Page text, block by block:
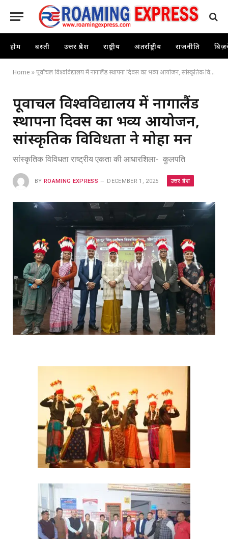
होम बस्ती उत्तर प्रदेश राष्ट्रीय अंतर्राष्ट्रीय राजनीति
Home »पूर्वांचल विश्वविद्यालय में नागालैंड स्थापना दिवस का भव्य आयोजन, सांस्कृतिक विविधता ने मोहा मन
पूर्वांचल विश्वविद्यालय में नागालैंड
स्थापना दिवस का भव्य आयोजन,
सांस्कृतिक विविधता ने मोहा मन
सांस्कृतिक विविधता राष्ट्रीय एकता की आधारशिला- कुलपति
BY ROAMING EXPRESS DECEMBER 1, 2025 उत्तर प्रदेश